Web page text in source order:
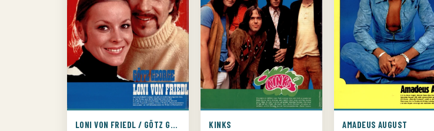
LONI VON FRIEDL / GÖTZ GEORGE KINKS AMADEUS AUGUST